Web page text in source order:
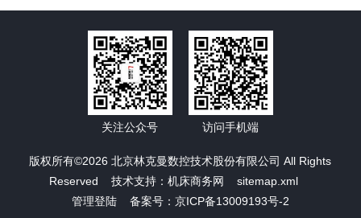
版权所有©2026 北京林克曼数控技术股份有限公司 All Rights
Reserved 技术支持：机床商务网
sitemap.xml
管理登陆
备案号：京ICP备13009193号-2
关注公众号 访问手机端